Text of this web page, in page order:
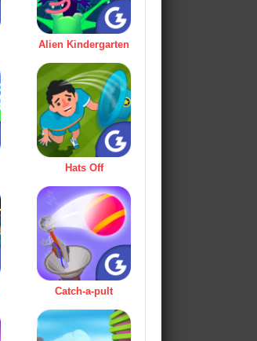
Alien Kindergarten
Hats Off
Catch-a-pult